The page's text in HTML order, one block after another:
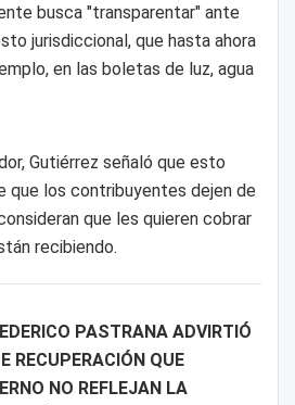
busca "transparentar" ante
jurisdiccional, que hasta ahora
en las boletas de luz, agua
Gutiérrez señaló que esto
que los contribuyentes dejen de
que les quieren cobrar
recibiendo.
PASTRANA ADVIRTIÓ
RECUPERACIÓN QUE
NO REFLEJAN LA